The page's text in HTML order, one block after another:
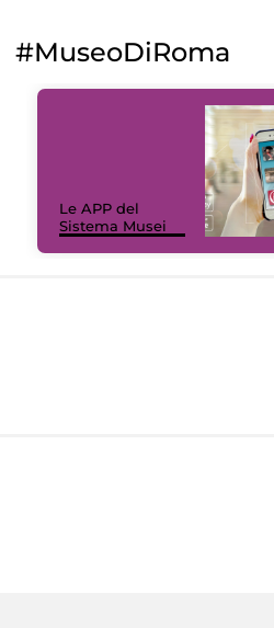
#MuseoDiRoma
Le APP del
Sistema Musei